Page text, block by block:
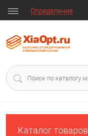
Определение
Каталог товаров